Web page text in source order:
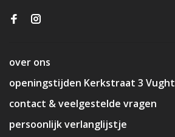
over ons
openingstijden Kerkstraat 3 Vught
contact & veelgestelde vragen
persoonlijk verlanglijstje